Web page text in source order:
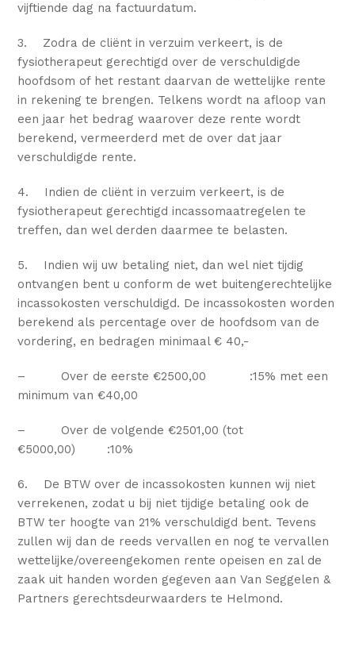
vijftiende dag na factuurdatum.
3. Zodra de cliënt in verzuim verkeert, is de
fysiotherapeut gerechtigd over de verschuldigde
hoofdsom of het restant daarvan de wettelijke rente
in rekening te brengen. Telkens wordt na afloop van
een jaar het bedrag waarover deze rente wordt
berekend, vermeerderd met de over dat jaar
verschuldigde rente.
4. Indien de cliënt in verzuim verkeert, is de
fysiotherapeut gerechtigd incassomaatregelen te
treffen, dan wel derden daarmee te belasten.
5. Indien wij uw betaling niet, dan wel niet tijdig
ontvangen bent u conform de wet buitengerechtelijke
incassokosten verschuldigd. De incassokosten worden
berekend als percentage over de hoofdsom van de
vordering, en bedragen minimaal € 40,-
– Over de eerste €2500,00 :15% met een
minimum van €40,00
– Over de volgende €2501,00 (tot
€5000,00) :10%
6. De BTW over de incassokosten kunnen wij niet
verrekenen, zodat u bij niet tijdige betaling ook de
BTW ter hoogte van 21% verschuldigd bent. Tevens
zullen wij dan de reeds vervallen en nog te vervallen
wettelijke/overeengekomen rente opeisen en zal de
zaak uit handen worden gegeven aan Van Seggelen &
Partners gerechtsdeurwaarders te Helmond.